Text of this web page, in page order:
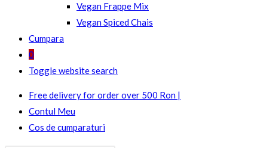
Vegan Frappe Mix
Vegan Spiced Chais
Cumpara
0
Toggle website search
Free delivery for order over 500 Ron |
Contul Meu
Cos de cumparaturi